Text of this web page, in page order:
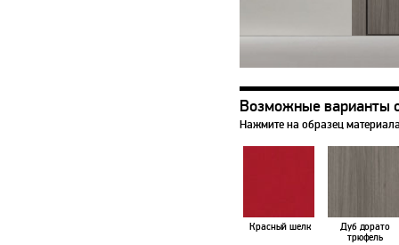
Возможные варианты
Нажмите на образец
Красный шелк
Дуб дорато
трюфель